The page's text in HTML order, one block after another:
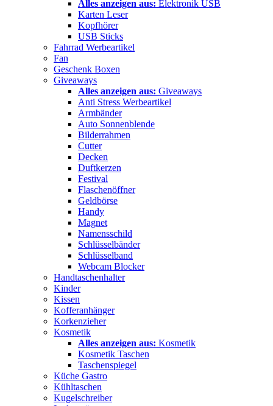
Alles anzeigen aus: Elektronik USB
Karten Leser
Kopfhörer
USB Sticks
Fahrrad Werbeartikel
Fan
Geschenk Boxen
Giveaways
Alles anzeigen aus: Giveaways
Anti Stress Werbeartikel
Armbänder
Auto Sonnenblende
Bilderrahmen
Cutter
Decken
Duftkerzen
Festival
Flaschenöffner
Geldbörse
Handy
Magnet
Namensschild
Schlüsselbänder
Schlüsselband
Webcam Blocker
Handtaschenhalter
Kinder
Kissen
Kofferanhänger
Korkenzieher
Kosmetik
Alles anzeigen aus: Kosmetik
Kosmetik Taschen
Taschenspiegel
Küche Gastro
Kühltaschen
Kugelschreiber